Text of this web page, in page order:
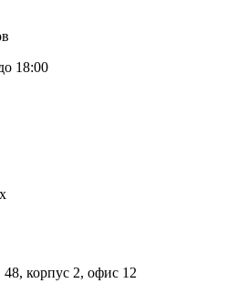
18:00
корпус 2, офис 12